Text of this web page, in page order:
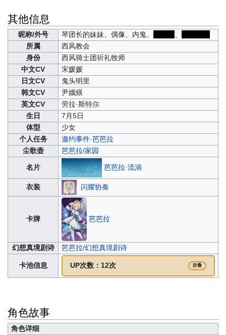
其他信息
昵称/外号 琴团长的妹妹、偶像、内鬼、 、
所属
西风教会
身份
西风骑士团祈礼牧师
中文CV
宋媛媛
日文CV
鬼头明里
韩文CV
尹娥煐
英文CV
劳拉·斯特尔
生日
7月5日
体型
少女
个人任务
邀约事件·芭芭拉
尘歌壶
芭芭拉/家园
名片 芭芭拉·流淌
衣装 闪耀协奏
卡牌 芭芭拉
幻想真境剧诗 芭芭拉/幻想真境剧诗
卡池信息 UP次数：12次 折叠
角色故事
角色详细